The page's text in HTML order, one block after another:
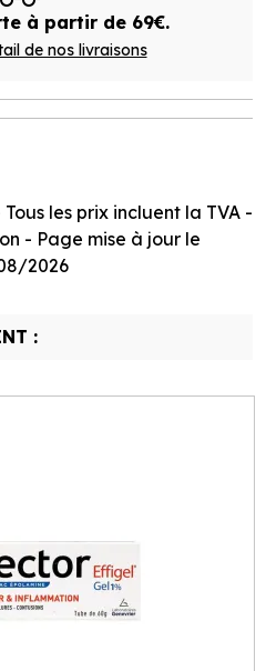
à partir de 69€.
de nos livraisons
les prix incluent la TVA -
- Page mise à jour le
2026
: